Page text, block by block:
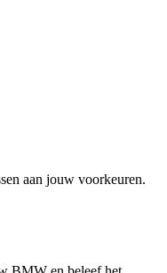
aan jouw voorkeuren.